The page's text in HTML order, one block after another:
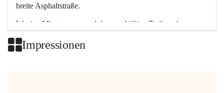
breite Asphaltstraße.
Wenige Minuten nur, und das geschäftige Treiben der
Impressionen